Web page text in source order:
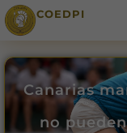
COEDPI
Canarias
no